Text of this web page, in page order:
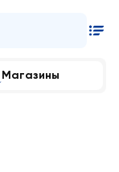
Магазины